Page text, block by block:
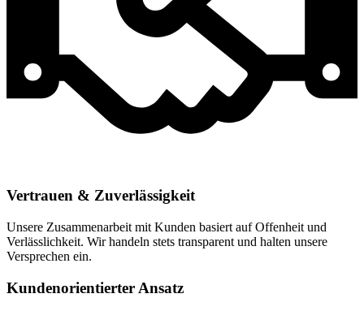
Vertrauen & Zuverlässigkeit
Unsere Zusammenarbeit mit Kunden basiert auf Offenheit und
Verlässlichkeit. Wir handeln stets transparent und halten unsere
Versprechen ein.
Kundenorientierter Ansatz